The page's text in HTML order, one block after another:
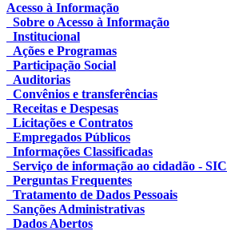
Acesso à Informação
Sobre o Acesso à Informação
Institucional
Ações e Programas
Participação Social
Auditorias
Convênios e transferências
Receitas e Despesas
Licitações e Contratos
Empregados Públicos
Informações Classificadas
Serviço de informação ao cidadão - SIC
Perguntas Frequentes
Tratamento de Dados Pessoais
Sanções Administrativas
Dados Abertos